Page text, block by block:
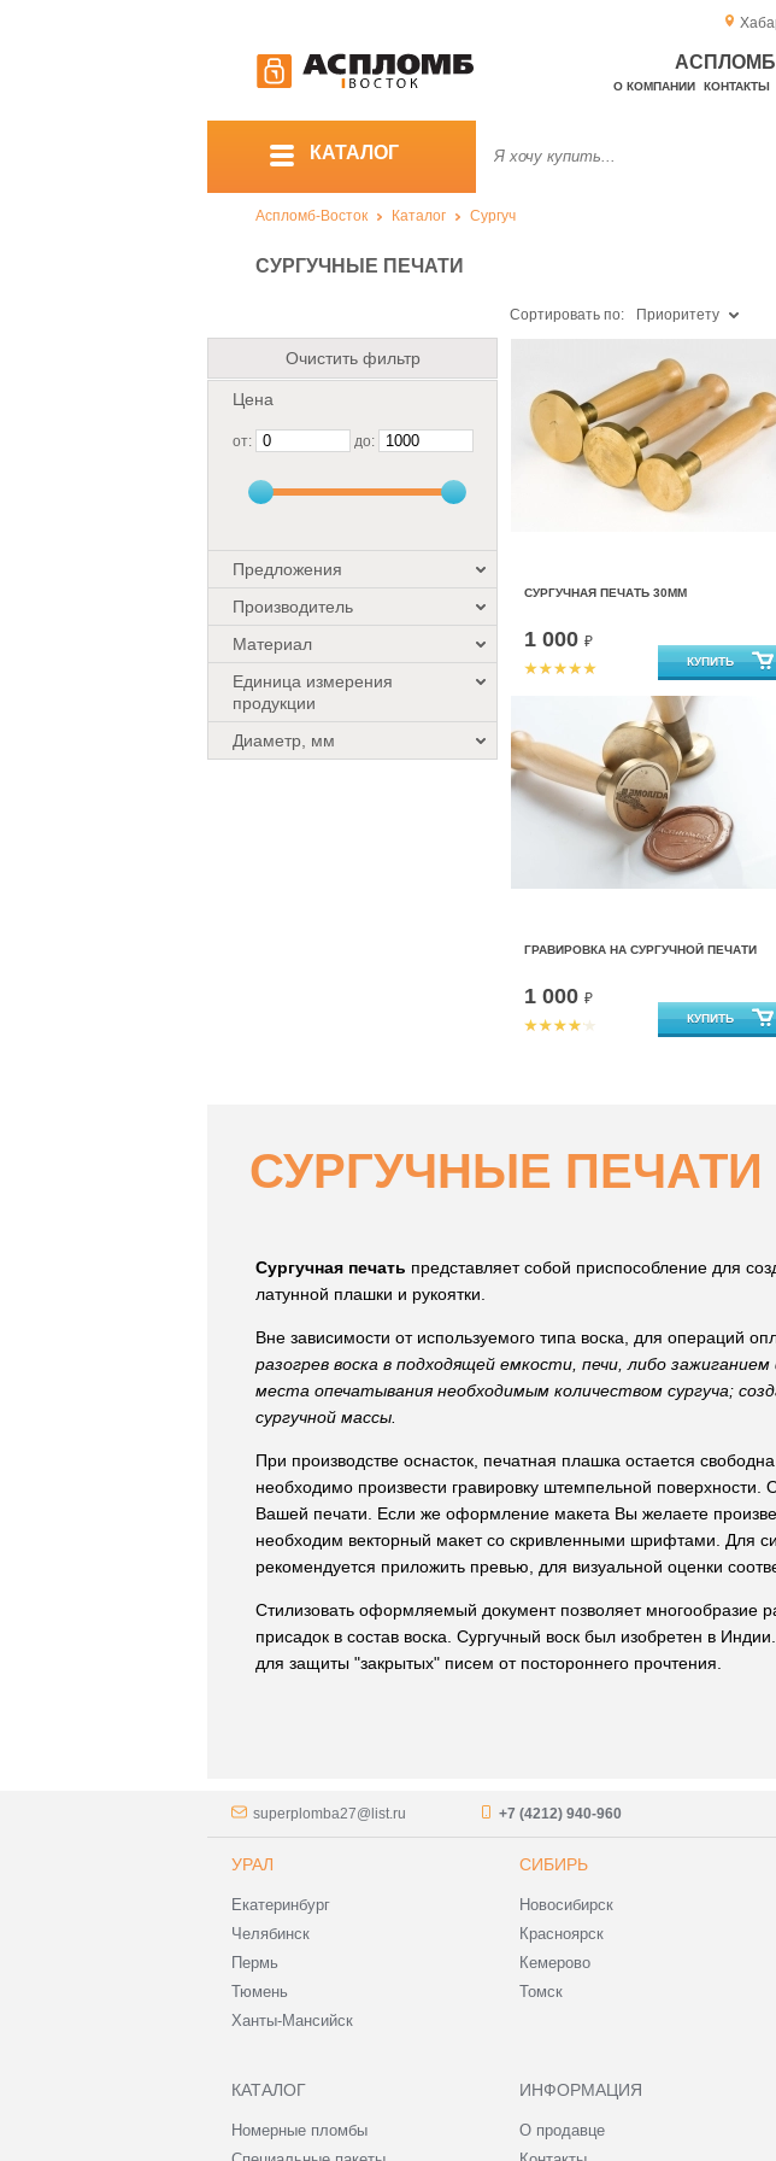
О КОМПАНИИ КОНТАКТЫ
КАТАЛОГ
Аспломб-Восток Каталог Сургуч
СУРГУЧНЫЕ ПЕЧАТИ
Очистить фильтр
Цена
от: до:
Предложения
Производитель
Материал
Единица измерения
продукции
Диаметр, мм
Сортировать по: Приоритету
СУРГУЧНАЯ ПЕЧАТЬ 30ММ
1 000 ₽
ГРАВИРОВКА НА СУРГУЧНОЙ ПЕЧАТИ
1 000 ₽
СУРГУЧНЫЕ ПЕЧАТИ
Сургучная печать представляет собой приспособление для
латунной плашки и рукоятки.
Вне зависимости от используемого типа воска, для операций
разогрев воска в подходящей емкости, печи, либо
места опечатывания необходимым количеством сургуча;
сургучной массы.
При производстве оснасток, печатная плашка остается
необходимо произвести гравировку штемпельной
Вашей печати. Если же оформление макета Вы желаете
необходим векторный макет со скривленными шрифтами. Для
рекомендуется приложить превью, для визуальной оценки
Стилизовать оформляемый документ позволяет многообразие
присадок в состав воска. Сургучный воск был изобретен в
для защиты "закрытых" писем от постороннего прочтения.
superplomba27@list.ru +7 (4212) 940-960
УРАЛ
Екатеринбург
Челябинск
Пермь
Тюмень
Ханты-Мансийск
СИБИРЬ
Новосибирск
Красноярск
Кемерово
Томск
КАТАЛОГ
Номерные пломбы
ИНФОРМАЦИЯ
О продавце